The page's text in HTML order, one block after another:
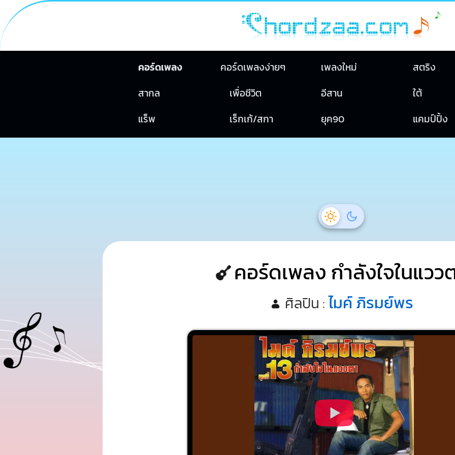
คอร์ดเพลง คอร์ดเพลงง่ายๆ เพลงใหม่
สตริง
สากล
เพื่อชีวิต อีสาน
ใต้
แร็พ
เร็กเก้/สกา ยุค90 แคมป์ปิ้ง
คอร์ดเพลง กำลังใจในแวว
ศิลปิน :ไมค์ ภิรมย์พร